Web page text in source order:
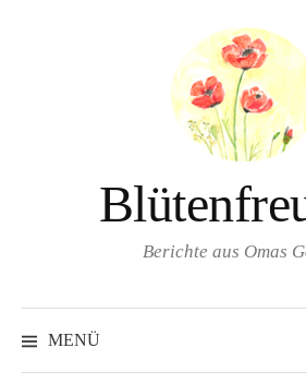
Berichte aus Omas
MENÜ